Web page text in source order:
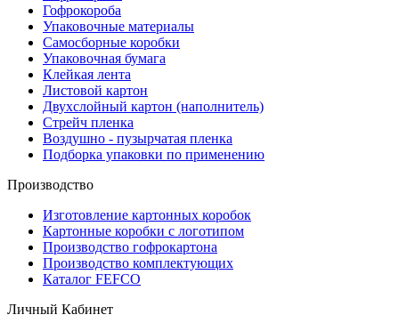
Гофрокороба
Упаковочные материалы
Самосборные коробки
Упаковочная бумага
Клейкая лента
Листовой картон
Двухслойный картон (наполнитель)
Стрейч пленка
Воздушно - пузырчатая пленка
Подборка упаковки по применению
Производство
Изготовление картонных коробок
Картонные коробки с логотипом
Производство гофрокартона
Производство комплектующих
Каталог FEFCO
Личный Кабинет